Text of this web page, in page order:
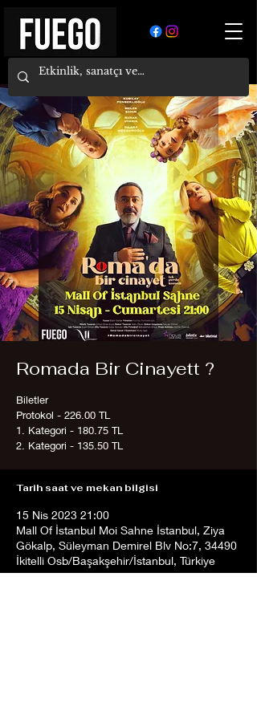
Romada Bir Cinayett ?
Biletler
Protokol - 226.00 TL
1. Kategori - 180.75 TL
2. Kategori - 135.50 TL
Tarih saat ve mekan bilgisi
15 Nis 2023 21:00
Mall Of İstanbul Moi Sahne İstanbul, Ziya
Gökalp, Süleyman Demirel Blv No:7, 34490
İkitelli Osb/Başakşehir/İstanbul, Türkiye